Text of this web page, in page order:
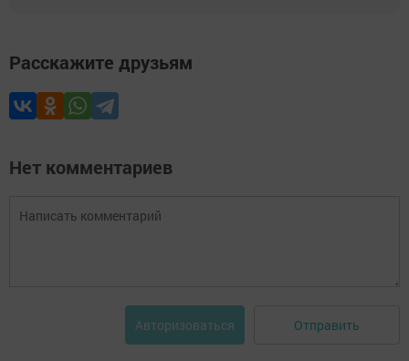
Расскажите друзьям
Нет комментариев
Авторизоваться Отправить